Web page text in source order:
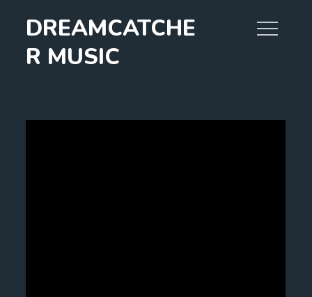
content
DREAMCATCHE
R MUSIC